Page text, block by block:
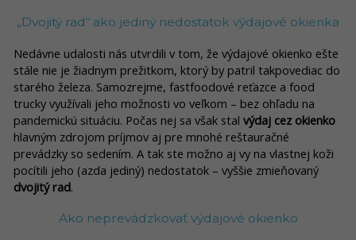
„Dvojitý rad“ ako jediný nedostatok výdajové okienka
Nedávne udalosti nás utvrdili v tom, že výdajové okienko ešte
stále nie je žiadnym prežitkom, ktorý by patril takpovediac do
starého železa. Samozrejme, fastfoodové reťazce a food
trucky využívali jeho možnosti vo veľkom – bez ohľadu na
pandemickú situáciu. Počas nej sa však stal výdaj cez okienko
hlavným zdrojom príjmov aj pre mnohé reštauračné
prevádzky so sedením. A tak ste možno aj vy na vlastnej koži
pocítili jeho (azda jediný) nedostatok – vyššie zmieňovaný
dvojitý rad.
Ako neprevádzkovať výdajové okienko